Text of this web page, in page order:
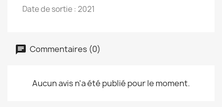
Date de sortie : 2021
Commentaires (0)
Aucun avis n'a été publié pour le moment.